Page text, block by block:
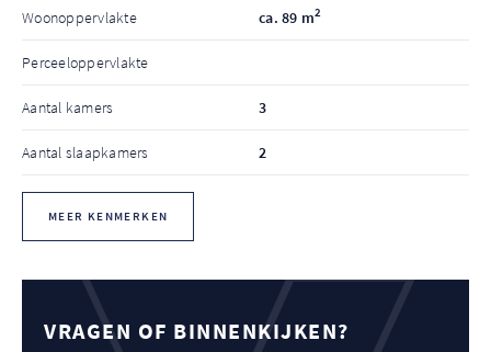
Woonoppervlakte ca. 89 m2
Perceeloppervlakte
Aantal kamers 3
Aantal slaapkamers 2
MEER KENMERKEN
VRAGEN OF BINNENKIJKEN?